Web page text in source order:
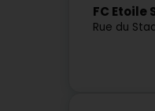
FC Etoile
Rue du